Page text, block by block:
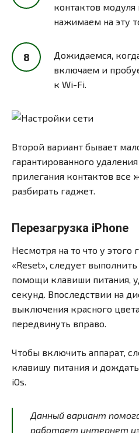
контактов
нажимаем на эту
Дожидаемся,
включаем и
к Wi-Fi.
Второй вариант бывает
гарантированного
прилегания контактов все
разбирать гаджет.
Перезагрузка iPhone
Несмотря на то что у этого
«Reset», следует
помощи клавиши питания,
секунд. Впоследствии на
выключения красного
передвинуть вправо.
Чтобы включить аппарат,
клавишу питания и
iOs.
Данный вариант
работает интернет